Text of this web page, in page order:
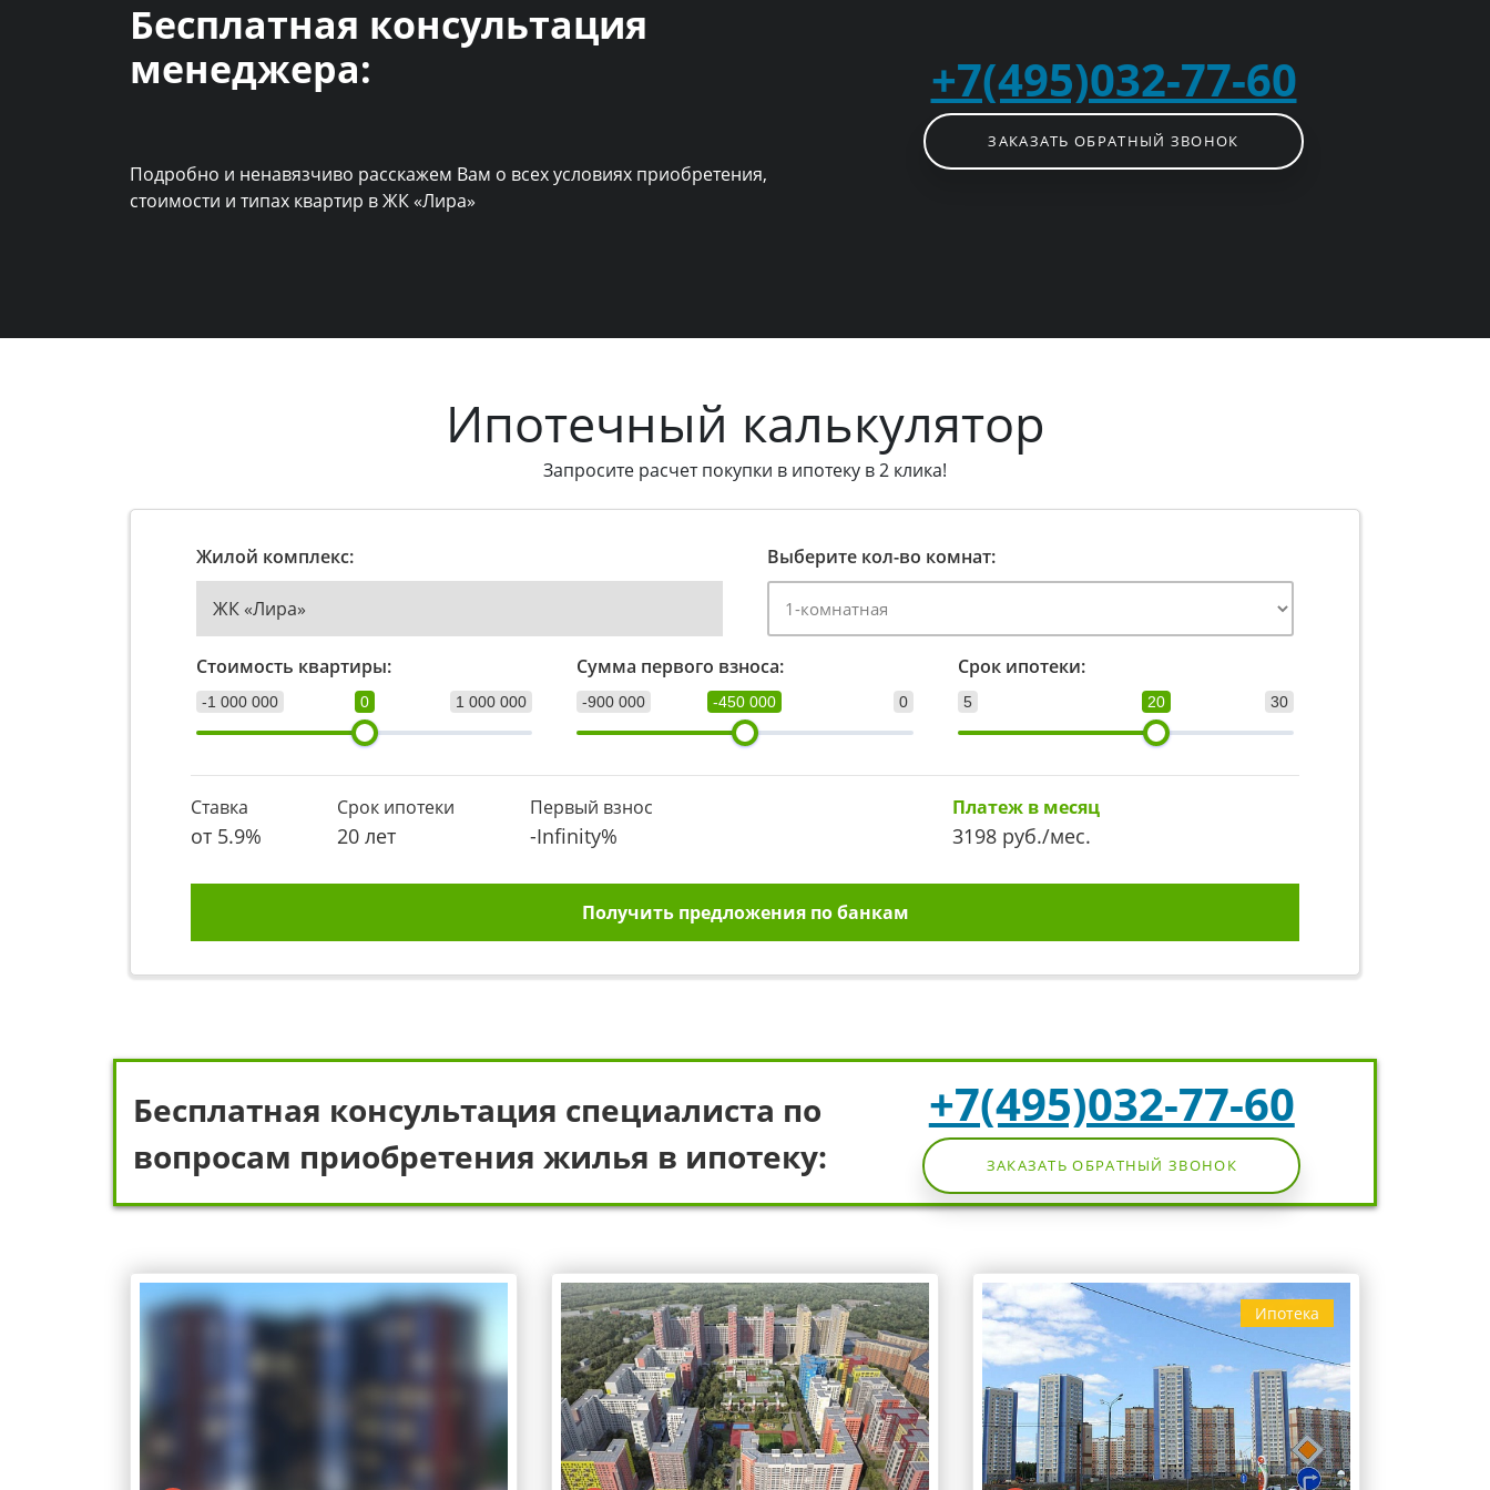
Бесплатная консультация
менеджера:
Подробно и ненавязчиво расскажем Вам о всех условиях приобретения,
стоимости и типах квартир в ЖК «Лира»
+7(495)032-77-60
ЗАКАЗАТЬ ОБРАТНЫЙ ЗВОНОК
Ипотечный калькулятор
Запросите расчет покупки в ипотеку в 2 клика!
Жилой комплекс:
ЖК «Лира»
Выберите кол-во комнат:
Стоимость квартиры:
-1 000 000 1 000 000
0
Сумма первого взноса:
-900 000 0
-450 000
Срок ипотеки:
5 30
20
Ставка
от 5.9%
Срок ипотеки
20 лет
Первый взнос
-Infinity%
Платеж в месяц
3198руб./мес.
Получить предложения по банкам
Бесплатная консультация специалиста по
вопросам приобретения жилья в ипотеку:
+7(495)032-77-60
ЗАКАЗАТЬ ОБРАТНЫЙ ЗВОНОК
Ипотека